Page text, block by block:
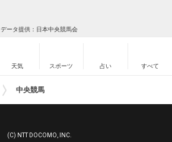
データ提供：日本中央競馬会
天気 スポーツ 占い すべて
中央競馬
(C) NTT DOCOMO, INC.